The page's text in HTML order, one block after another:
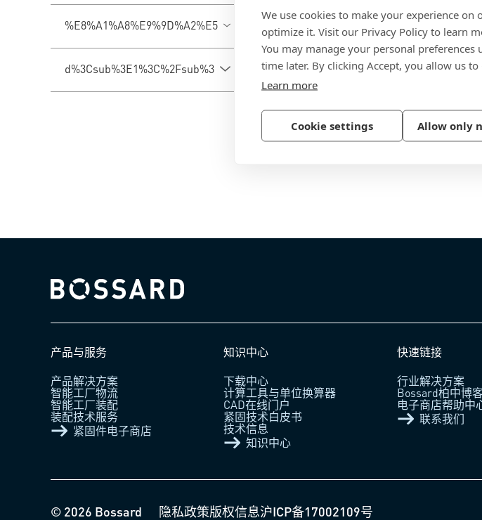
We use cookies to make your experience on
optimize it. Visit our Privacy Policy to learn
You may manage your personal
time later. By clicking Accept, you allow us
Learn more
Cookie settings Allow only
%E8%A1%A8%E9%9D%A2%E5%A4%84%E7%90%86
d%3Csub%3E1%3C%2Fsub%3E
BN 13381|DIN 39 E
机械手柄（不可旋转） 带螺纹销,内
六角槽
Bossard homepage
产品与服务
产品解决方案
智能工厂物流
智能工厂装配
装配技术服务
紧固件电子商店
知识中心
下载中心
计算工具与单位换算器
CAD在线门户
紧固技术白皮书
技术信息
知识中心
快速链接
行业解决方案
Bossard柏中博
电子商店帮助中
联系我们
隐私政策版权信息沪ICP备17002109号
© 2026 Bossard